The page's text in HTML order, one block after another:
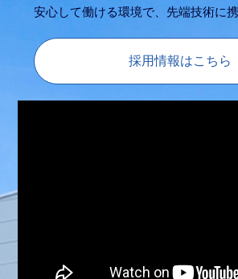
安心して働ける環境で、先端技術に
採用情報はこちら